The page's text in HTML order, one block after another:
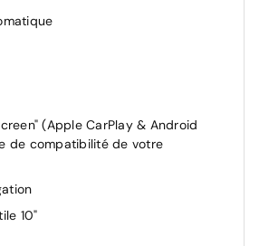
rabattables électriquement
la voie actif
en hauteur
(Apple CarPlay & Android
de compatibilité de votre
10"